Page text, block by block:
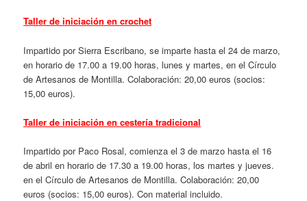
Taller de iniciación en crochet
Impartido por Sierra Escribano, se imparte hasta el 24 de marzo,
en horario de 17.00 a 19.00 horas, lunes y martes, en el Círculo
de Artesanos de Montilla. Colaboración: 20,00 euros (socios:
15,00 euros).
Taller de iniciación en cestería tradicional
Impartido por Paco Rosal, comienza el 3 de marzo hasta el 16
de abril en horario de 17.30 a 19.00 horas, los martes y jueves.
en el Círculo de Artesanos de Montilla. Colaboración: 20,00
euros (socios: 15,00 euros). Con material incluido.